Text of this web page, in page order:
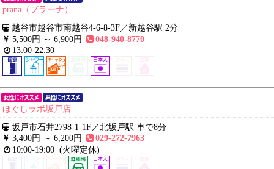
prana（プラーナ）
越谷市越谷市南越谷4-6-8-3F／新越谷駅 2分
5,500円 ～6,900円
048-940-8770
13:00-22:30
ほぐしラボ坂戸店
坂戸市石井2798-1-1F／北坂戸駅 車で8分
3,400円 ～6,200円
029-272-7963
10:00-19:00 (火曜定休)